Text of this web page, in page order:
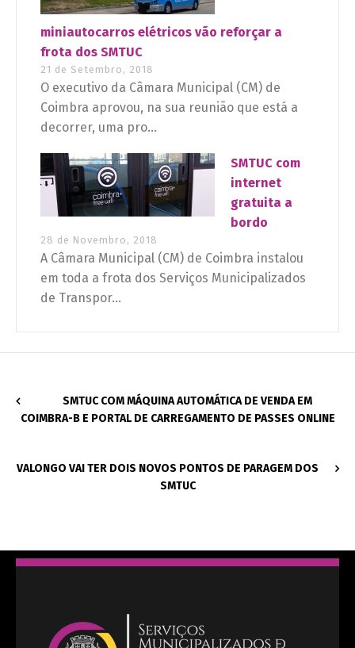
miniautocarros elétricos vão reforçar a
frota dos SMTUC
21 de Setembro, 2018
O executivo da Câmara Municipal (CM) de
Coimbra aprovou, na sua reunião que está a
decorrer, uma pro...
SMTUC com
internet
gratuita a
bordo
28 de Novembro, 2018
A Câmara Municipal (CM) de Coimbra instalou
em toda a frota dos Serviços Municipalizados
de Transpor...
SMTUC COM MÁQUINA AUTOMÁTICA DE VENDA EM
COIMBRA-B E PORTAL DE CARREGAMENTO DE PASSES ONLINE
VALONGO VAI TER DOIS NOVOS PONTOS DE PARAGEM DOS
SMTUC